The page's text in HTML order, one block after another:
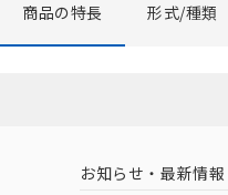
商品の特長 形式/種類
お知らせ・最新情報